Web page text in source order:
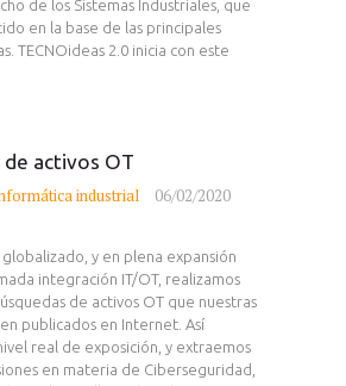
de los Sistemas Industriales, que
en la base de las principales
TECNOideas 2.0 inicia con este
de activos OT
industrial
06/02/2020
y en plena expansión
integración IT/OT, realizamos
de activos OT que nuestras
publicados en Internet. Así
real de exposición, y extraemos
en materia de Ciberseguridad,